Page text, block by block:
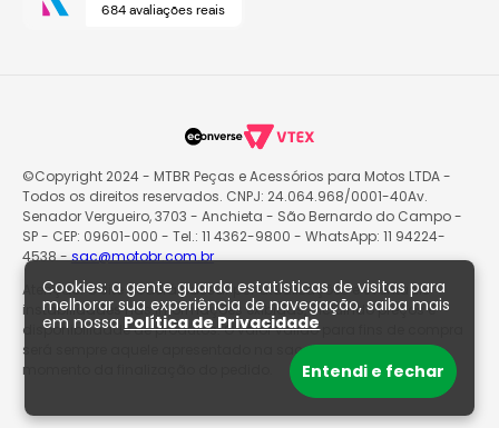
Cookies: a gente guarda estatísticas de visitas para
melhorar sua experiência de navegação, saiba mais
em nossa Política de Privacidade
Entendi e fechar
684 avaliações reais
©Copyright 2024 - MTBR Peças e Acessórios para Motos LTDA -
Todos os direitos reservados. CNPJ: 24.064.968/0001-40Av.
Senador Vergueiro, 3703 - Anchieta - São Bernardo do Campo -
SP - CEP: 09601-000 - Tel.: 11 4362-9800 - WhatsApp: 11 94224-
4538 -sac@motobr.com.br
Atenção: O site poderá passar por atualizações e eventuais
instabilidades nas informações exibidas, incluindo preços e
disponibilidade de produtos. O valor válido para fins de compra
será sempre aquele apresentado na sacola de produtos no
momento da finalização do pedido.